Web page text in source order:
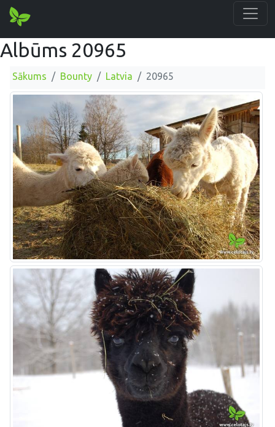
Albūms 20965
Sākums Bounty Latvia 20965